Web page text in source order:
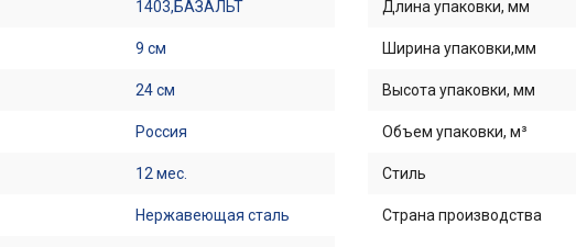
1403,БАЗАЛЬТ
9 см
24 см
Россия
12 мес.
Нержавеющая сталь
Длина упаковки, мм
Ширина упаковки,мм
Высота упаковки, мм
Объем упаковки, м³
Стиль
Страна производства